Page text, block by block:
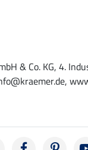
& Co. KG, 4.